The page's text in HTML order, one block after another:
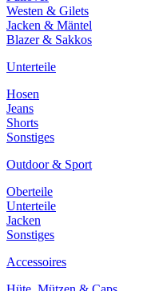
Westen & Gilets
Jacken & Mäntel
Blazer & Sakkos
Unterteile
Hosen
Jeans
Shorts
Sonstiges
Outdoor & Sport
Oberteile
Unterteile
Jacken
Sonstiges
Accessoires